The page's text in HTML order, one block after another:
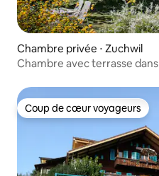
Chambre privée ⋅ Zuchwil
Chambre avec terrasse dans
Coup de cœur voyageurs
Coup de cœur voyageurs